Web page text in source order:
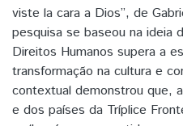
viste la cara a Dios”, de
pesquisa se baseou na ideia
Direitos Humanos supera a
transformação na cultura e
contextual demonstrou que,
e dos países da Tríplice